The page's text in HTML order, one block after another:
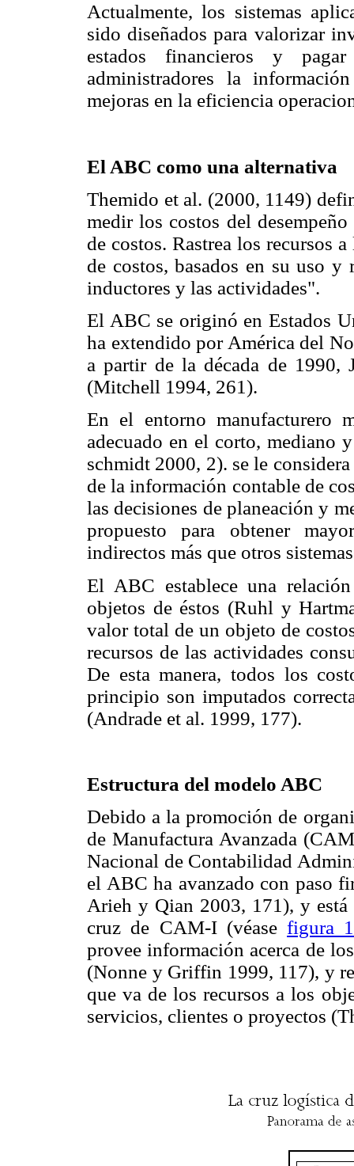
Actualmente, los sistemas
sido diseñados para valorizar
estados financieros y
administradores la
mejoras en la eficiencia
El ABC como una alternativa
Themido et al. (2000, 1149)
medir los costos del
de costos. Rastrea los recursos
de costos, basados en su uso y
inductores y las actividades".
El ABC se originó en Estados
ha extendido por América del
a partir de la década de 1990,
(Mitchell 1994, 261).
En el entorno manufacturero
adecuado en el corto, mediano
schmidt 2000, 2). se le
de la información contable de
las decisiones de planeación y
propuesto para obtener
indirectos más que otros
El ABC establece una
objetos de éstos (Ruhl y
valor total de un objeto de
recursos de las actividades
De esta manera, todos los
principio son imputados
(Andrade et al. 1999, 177).
Estructura del modelo ABC
Debido a la promoción de
de Manufactura Avanzada
Nacional de Contabilidad
el ABC ha avanzado con paso
Arieh y Qian 2003, 171), y
cruz de CAM-I (véasefigura 1
provee información acerca de
(Nonne y Griffin 1999, 117), y
que va de los recursos a los
servicios, clientes o proyectos